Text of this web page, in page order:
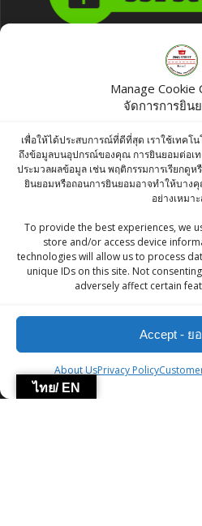
Manage Cookie
จัดการการยิน
เพื่อให้ได้ประสบการณ์ที่ดีที่สุด เราใช้เทคโน
ถึงข้อมูลบนอุปกรณ์ของคุณ การยินยอมต่อเท
ประมวลผลข้อมูล เช่น พฤติกรรมการเรียกดู
ยินยอมหรือถอนการยินยอมอาจทำให้บา
อย่างเหมา
To provide the best experiences, we
store and/or access device
technologies will allow us to process
unique IDs on this site. Not
adversely affect certain
Accept - ย
About UsPrivacy Policy
Products
KC LAL MIRCH / RED CHILLI
แดง- 100g
฿45.00
Indi-Mart Soya Nuggets
65.00
Nutella Hazelnut Spread
฿150.00 Original
price
was:
฿150.00.
฿145.00
is:
฿
ไทย/ EN